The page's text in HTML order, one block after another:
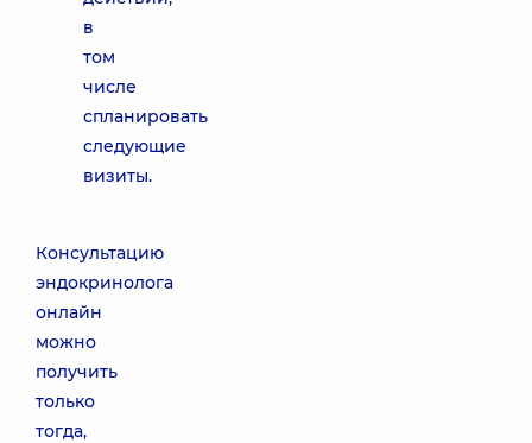
в
том
числе
спланировать
следующие
визиты.
Консультацию
эндокринолога
онлайн
можно
получить
только
тогда,